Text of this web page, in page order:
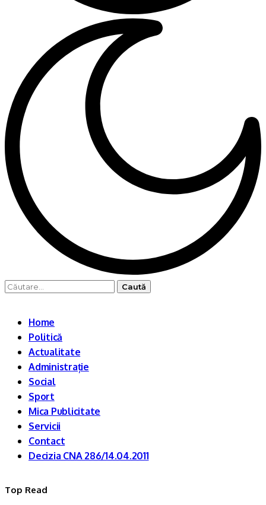
Caută
Home
Politică
Actualitate
Administrație
Social
Sport
Mica Publicitate
Servicii
Contact
Decizia CNA 286/14.04.2011
Top Read